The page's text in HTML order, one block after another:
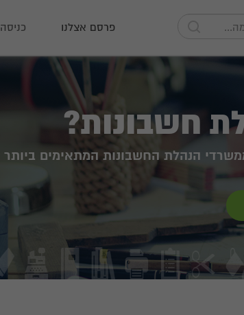
כניסה פרסם אצלנו
חשבונות?
הנהלת החשבונות המתאימים ביותר